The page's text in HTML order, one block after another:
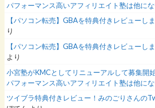
パフォーマンス高いアフィリエイト塾は他に
【パソコン転売】GBAを特典付きレビューしま
り
【パソコン転売】GBAを特典付きレビューしま
より
小宮塾がKMCとしてリニューアルして募集開
パフォーマンス高いアフィリエイト塾は他に
ツイブラ特典付きレビュー！みのごりさんの